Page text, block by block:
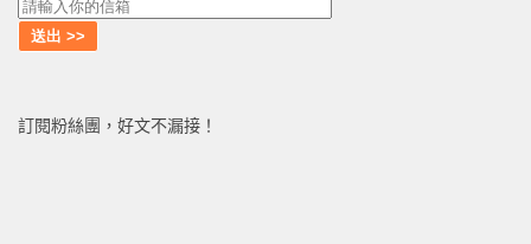
訂閱粉絲團，好文不漏接！